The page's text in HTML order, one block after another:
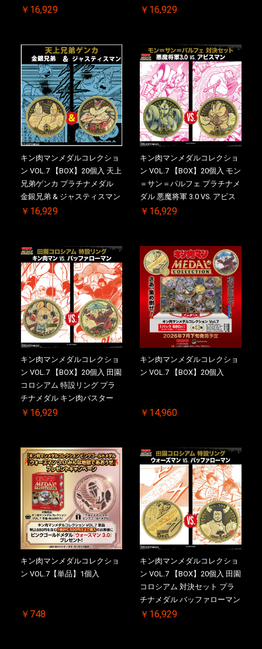
VS. テリーマン 3.0 ケース付
注分】2026/10/30 一斉出荷予
￥16,929
VS. ブロッケン Jr. 2.0 ケース
【二次受注分】2026/10/30 一
斉出荷予定
￥16,929
キン肉マンメダルコレクショ
ン VOL.7 【BOX】20個入 天上
兄弟ゲンカ プラチナメダル
金銀兄弟 & ジャスティスマン
2.0 ケース付き【初回購入特
一斉出荷予定
￥16,929
キン肉マンメダルコレクショ
ン VOL.7 【BOX】20個入 モン
＝サン＝パルフェ プラチナメ
ダル 悪魔将軍 3.0 VS. アビス
マン【初回購入特典 】
斉出荷予定
￥16,929
キン肉マンメダルコレクショ
ン VOL.7 【BOX】20個入 田園
コロシアム 特設リング プラ
チナメダル キン肉バスター
VS. キン肉バスターやぶり 初
メダル(非売品)付
￥16,929
キン肉マンメダルコレクショ
ン VOL.7 【BOX】20個入
￥14,960
キン肉マンメダルコレクショ
ン VOL.7【単品】1個入
￥748
キン肉マンメダルコレクショ
ン VOL.7 【BOX】20個入 田園
コロシアム 対決セット プラ
チナメダル バッファローマン
2.0 顎髭 Ver. VS. 光の矢 初回
￥16,929